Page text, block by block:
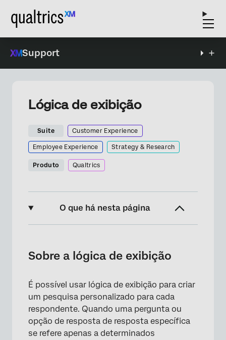
Support
Lógica de exibição
Suite Customer Experience
Employee Experience Strategy & Research
Produto Qualtrics
O que há nesta página
Configurando a lógica de exibição da
Configurando a Lógica de exibição de
escolha de resposta
Edição e remoção da lógica de exibição
Ocultar perguntas e opções de resposta
Sobre a lógica de exibição
É possível usar lógica de exibição para criar
um pesquisa personalizado para cada
respondente. Quando uma pergunta ou
opção de resposta de resposta específica
se refere apenas a determinados